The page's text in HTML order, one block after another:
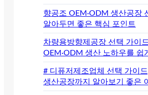
향공조 OEM·ODM 생산공장
알아두면 좋은 핵심 포인트
차량용방향제공장 선택 가이
OEM·ODM 생산 노하우를 쉽
# 디퓨저제조업체 선택 가이
생산공장까지 알아보기 좋은